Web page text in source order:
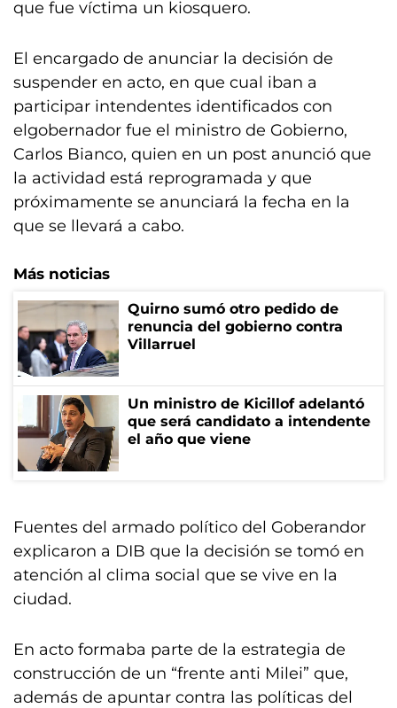
que fue víctima un kiosquero.
El encargado de anunciar la decisión de
suspender en acto, en que cual iban a
participar intendentes identificados con
elgobernador fue el ministro de Gobierno,
Carlos Bianco, quien en un post anunció que
la actividad está reprogramada y que
próximamente se anunciará la fecha en la
que se llevará a cabo.
Más noticias
Quirno sumó otro pedido de
renuncia del gobierno contra
Villarruel
Un ministro de Kicillof adelantó
que será candidato a intendente
el año que viene
Fuentes del armado político del Goberandor
explicaron a DIB que la decisión se tomó en
atención al clima social que se vive en la
ciudad.
En acto formaba parte de la estrategia de
construcción de un “frente anti Milei” que,
además de apuntar contra las políticas del